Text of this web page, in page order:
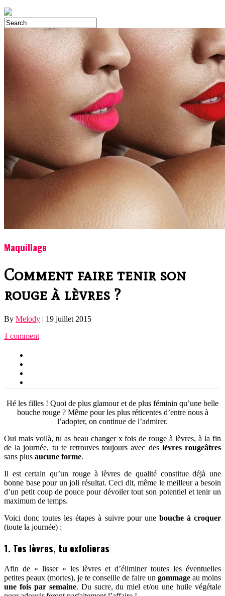
Maquillage
Comment faire tenir son
rouge à lèvres ?
By Melody | 19 juillet 2015
1 comment
Hé les filles ! Quoi de plus glamour et de plus féminin qu’une belle
bouche rouge ? Même pour les plus réticentes d’entre nous à
l’adopter, on continue de l’admirer.
Oui mais voilà, tu as beau changer x fois de rouge à lèvres, à la fin
de la journée, tu te retrouves toujours avec des lèvres rougeâtres
sans plus aucune forme.
Il est certain qu’un rouge à lèvres de qualité constitue déjà une
bonne base pour un joli résultat. Ceci dit, même le meilleur a besoin
d’un petit coup de pouce pour dévoiler tout son potentiel et tenir un
maximum de temps.
Voici donc toutes les étapes à suivre pour une bouche à croquer
(toute la journée) :
1. Tes lèvres, tu exfolieras
Afin de « lisser » les lèvres et d’éliminer toutes les éventuelles
petites peaux (mortes), je te conseille de faire un gommage au moins
une fois par semaine. Du sucre, du miel et/ou une huile végétale